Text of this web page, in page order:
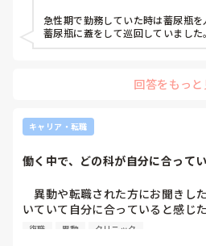
皆さんの病棟ではどのような方法
急性期で勤務していた時は蓄尿瓶
蓄尿瓶に蓋をして巡回していました。
回答をもっと
キャリア・転職
働く中で、どの科が自分に合って
異動や転職された方にお聞きし
いていて自分に合っていると感じ
また、どんなところが合っている
復職 異動 クリニック